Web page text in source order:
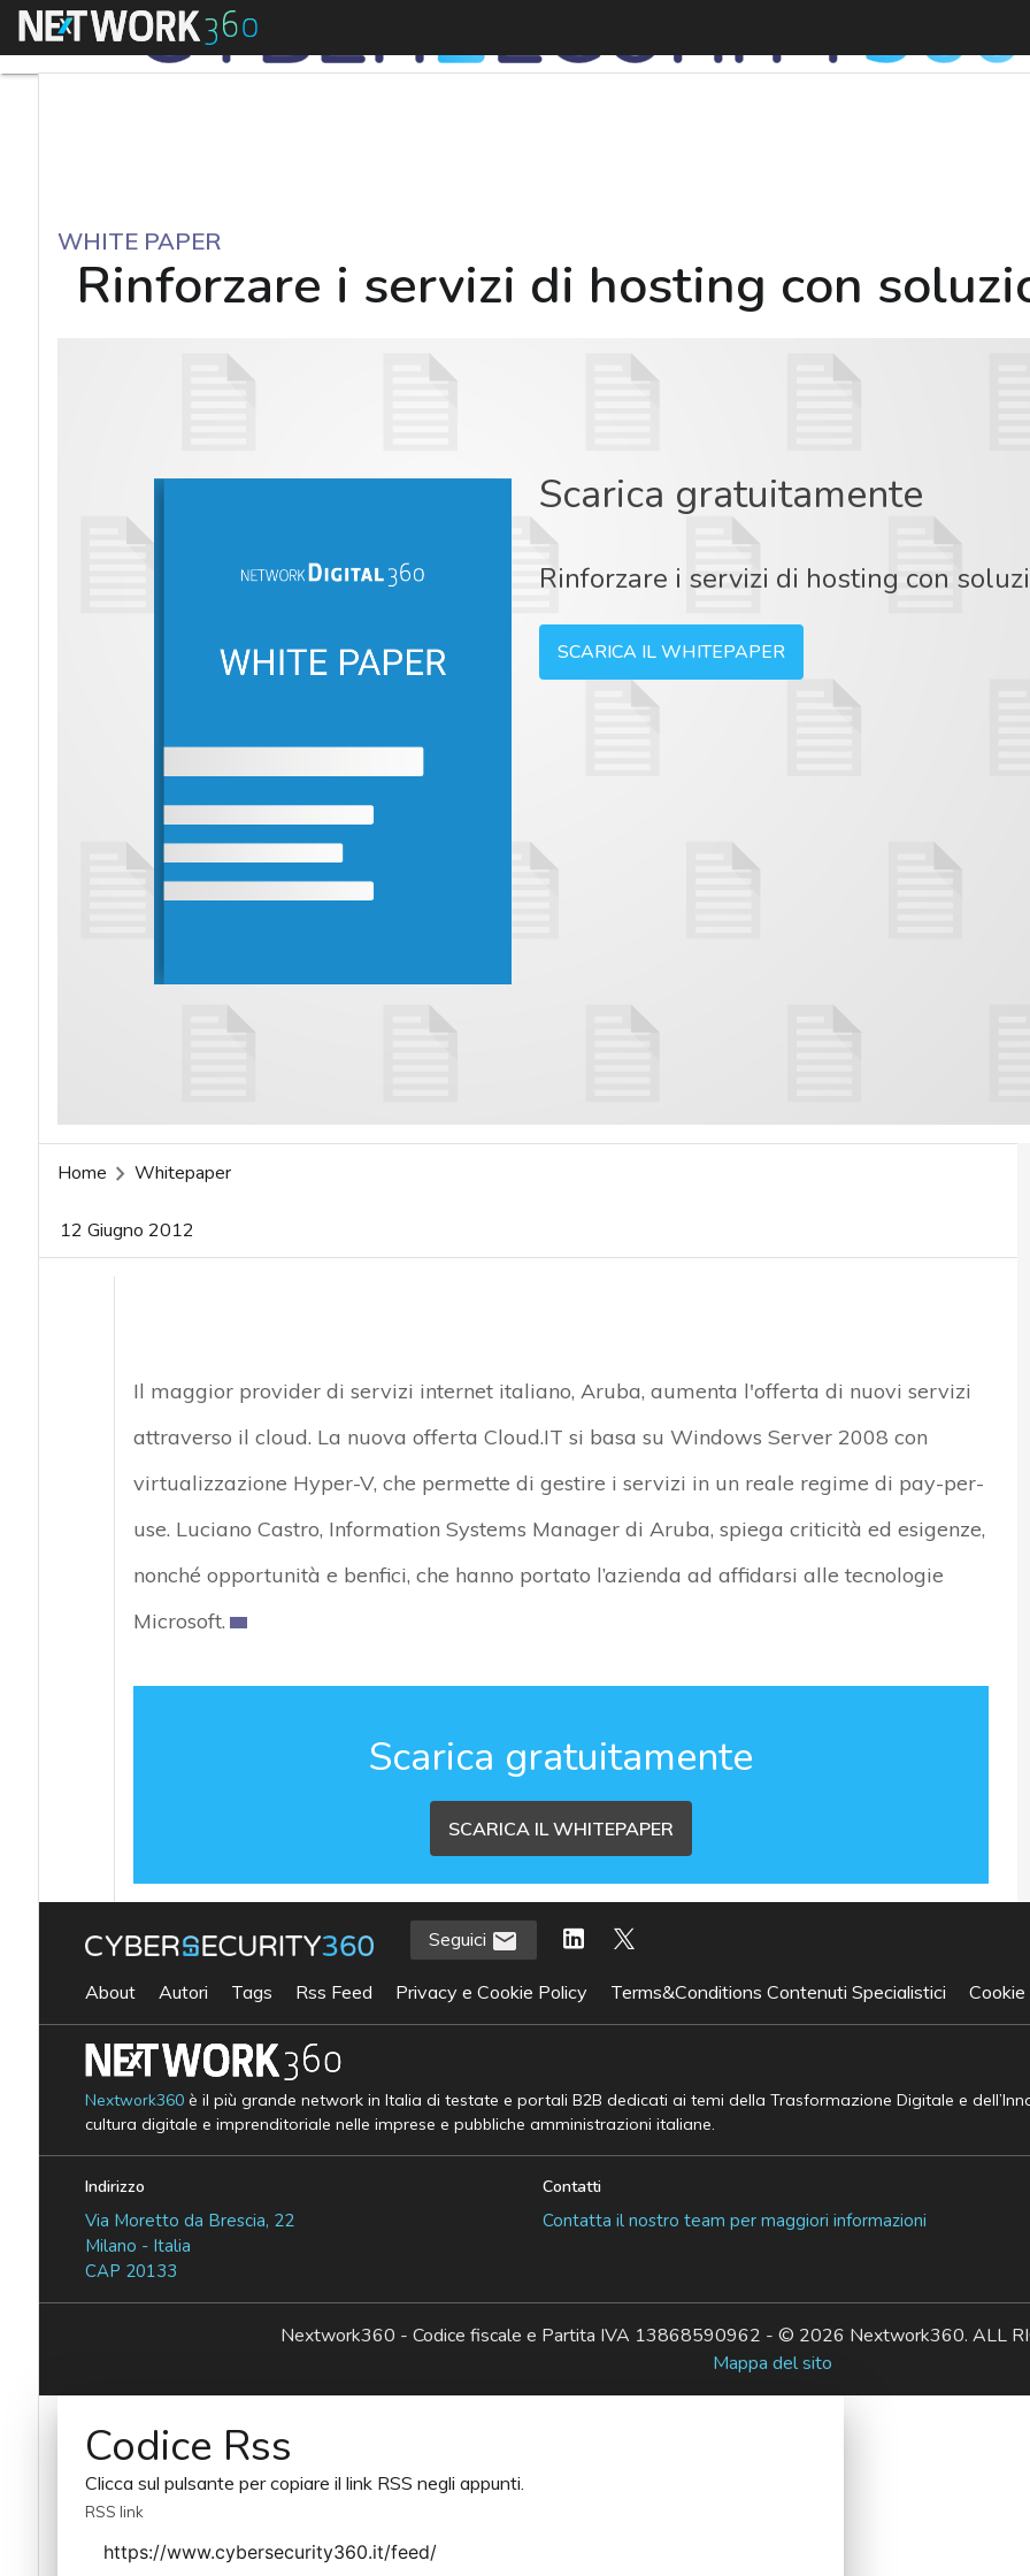
Menu
WHITE PAPER
Rinforzare i servizi di hosting con
Scarica gratuitamente
Rinforzare i servizi di hosting con
SCARICA IL WHITEPAPER
Home Whitepaper
12 Giugno 2012
Il maggior provider di servizi internet italiano, Aruba, aumenta l'offerta di nuovi servizi
attraverso il cloud. La nuova offerta Cloud.IT si basa su Windows Server 2008 con
virtualizzazione Hyper-V, che permette di gestire i servizi in un reale regime di pay-per-
use. Luciano Castro, Information Systems Manager di Aruba, spiega criticità ed esigenze,
nonché opportunità e benfici, che hanno portato l’azienda ad affidarsi alle tecnologie
Microsoft.
Scarica gratuitamente
SCARICA IL WHITEPAPER
Seguici
About Autori Tags Rss Feed Privacy e Cookie Policy Terms&Conditions Contenuti Specialistici
Nextwork360è il più grande network in Italia di testate e portali B2B dedicati ai temi della Trasformazione Digitale e
cultura digitale e imprenditoriale nelle imprese e pubbliche amministrazioni italiane.
Indirizzo
Via Moretto da Brescia, 22
Milano - Italia
CAP 20133
Contatti
Contatta il nostro team per maggiori informazioni
Nextwork360 - Codice fiscale e Partita IVA 13868590962 - © 2026 Nextwork360. ALL
Mappa del sito
Codice Rss
Clicca sul pulsante per copiare il link RSS negli appunti.
RSS link